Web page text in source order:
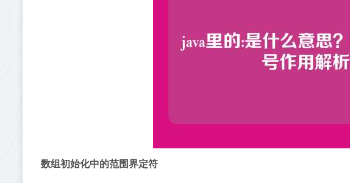
数组初始化中的范围界定符